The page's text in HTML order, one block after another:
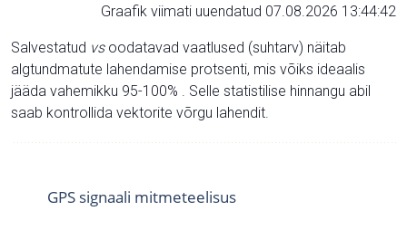
Graafik viimati uuendatud 07.08.2026 13:44:42
Salvestatud vsoodatavad vaatlused (suhtarv) näitab
algtundmatute lahendamise protsenti, mis võiks ideaalis
jääda vahemikku 95-100% . Selle statistilise hinnangu abil
saab kontrollida vektorite võrgu lahendit.
GPS signaali mitmeteelisus